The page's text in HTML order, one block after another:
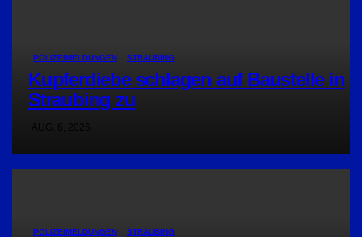
POLIZEIMELDUNGEN STRAUBING
Kupferdiebe schlagen auf Baustelle in
Straubing zu
POLIZEIMELDUNGEN STRAUBING